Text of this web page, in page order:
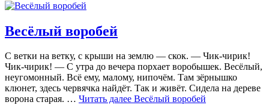
Весёлый воробей
С ветки на ветку, с крыши на землю — скок. — Чик-чирик!
Чик-чирик! — С утра до вечера порхает воробышек. Весёлый,
неугомонный. Всё ему, малому, нипочём. Там зёрнышко
клюнет, здесь червячка найдёт. Так и живёт. Сидела на дереве
ворона старая. … Читать далее Весёлый воробей